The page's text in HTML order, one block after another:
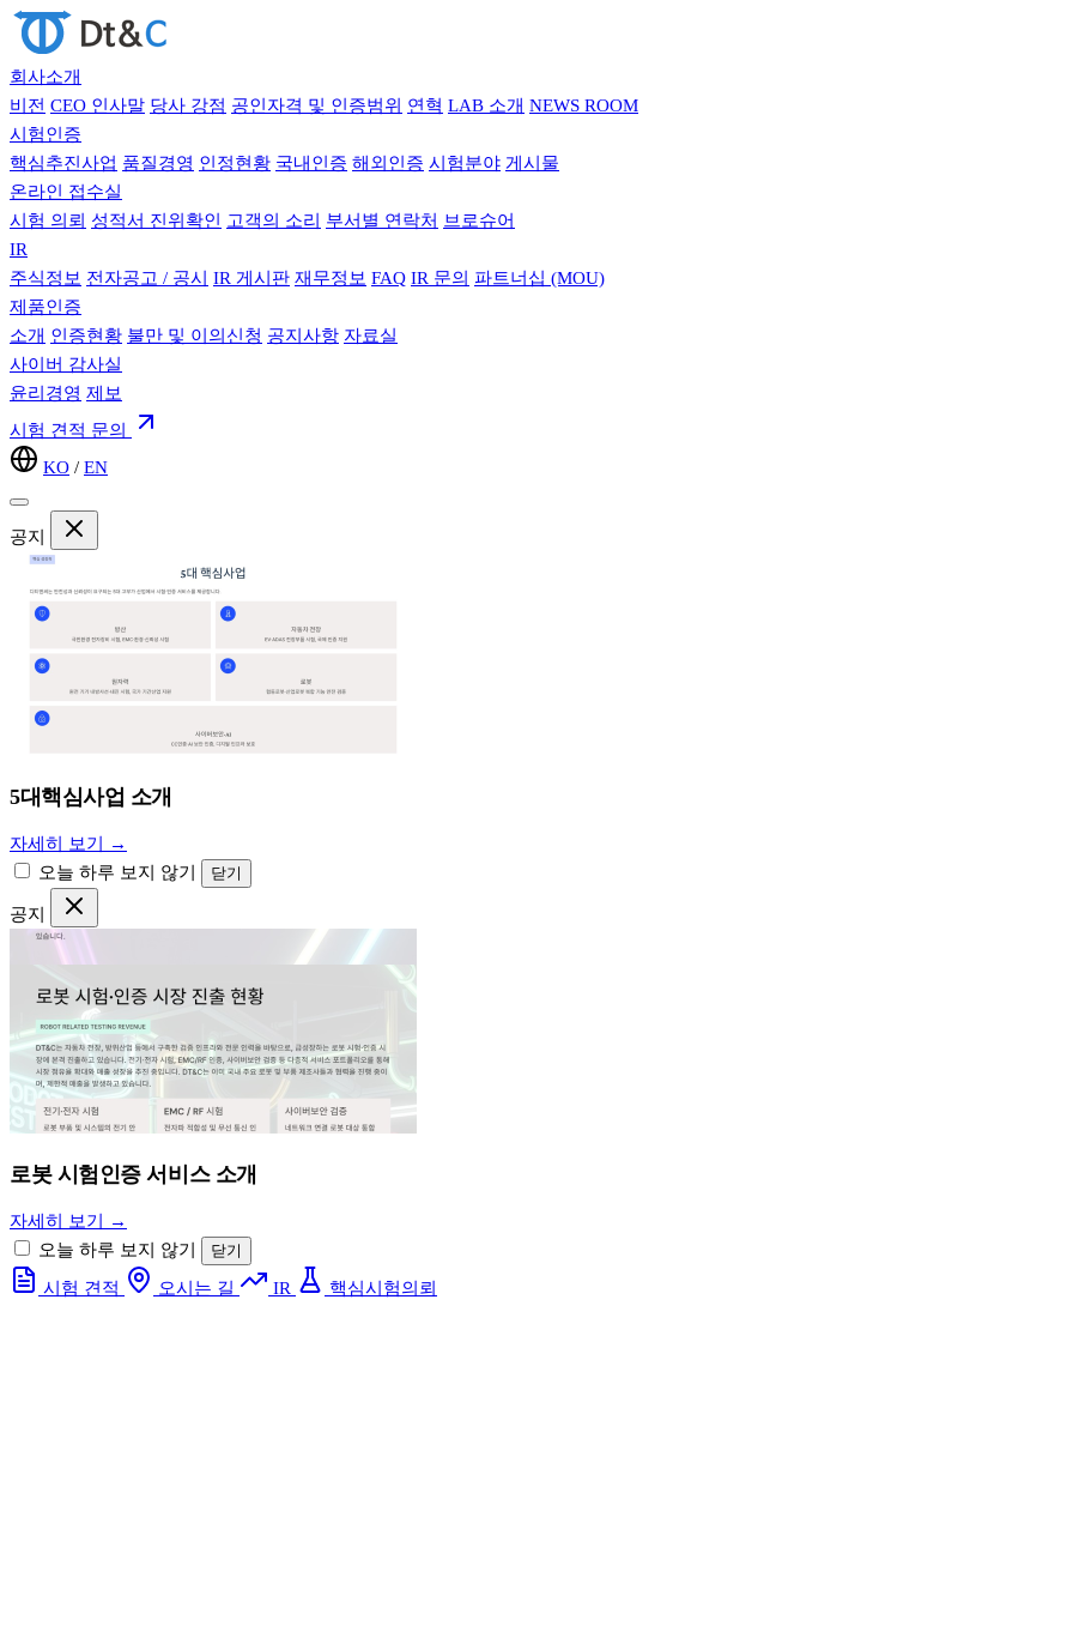
회사소개
비전 CEO 인사말 당사 강점 공인자격 및 인증범위 연혁 LAB 소개 NEWS ROOM
시험인증
핵심추진사업 품질경영 인정현황 국내인증 해외인증 시험분야 게시물
온라인 접수실
시험 의뢰 성적서 진위확인 고객의 소리 부서별 연락처 브로슈어
IR
주식정보 전자공고 / 공시 IR 게시판 재무정보 FAQ IR 문의 파트너십 (MOU)
제품인증
소개 인증현황 불만 및 이의신청 공지사항 자료실
사이버 감사실
윤리경영 제보
시험 견적 문의
KO / EN
공지
5대핵심사업 소개
자세히 보기 →
오늘 하루 보지 않기
닫기
공지
로봇 시험인증 서비스 소개
자세히 보기 →
오늘 하루 보지 않기
닫기
시험 견적 오시는 길 IR 핵심시험의뢰